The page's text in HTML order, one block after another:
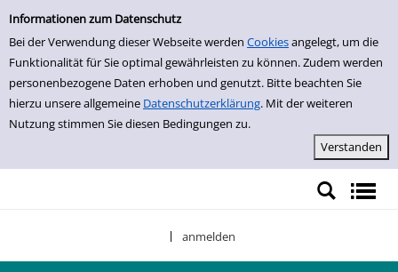
Einfache Suche
Informationen zum Datenschutz
Bei der Verwendung dieser Webseite werden Cookiesangelegt, um die
Funktionalität für Sie optimal gewährleisten zu können. Zudem werden
personenbezogene Daten erhoben und genutzt. Bitte beachten Sie
hierzu unsere allgemeine Datenschutzerklärung. Mit der weiteren
Nutzung stimmen Sie diesen Bedingungen zu.
Zur Detailanzeige springen
anmelden